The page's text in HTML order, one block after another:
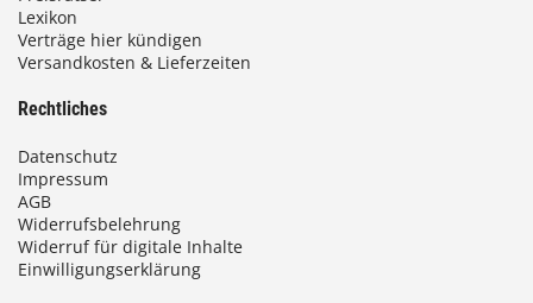
Lexikon
Verträge hier kündigen
Versandkosten & Lieferzeiten
Rechtliches
Datenschutz
Impressum
AGB
Widerrufsbelehrung
Widerruf für digitale Inhalte
Einwilligungserklärung